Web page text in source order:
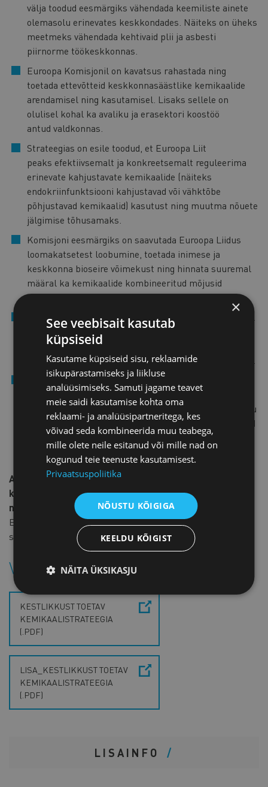
välja toodud eesmärgiks vähendada keemiliste ainete
olemasolu erinevates keskkondades. Näiteks on üheks
meetmeks vähendada kehtivaid plii ja asbesti
piirnorme töökeskkonnas.
Euroopa Komisjonil on kavatsus rahastada ning
toetada ettevõtteid keskkonnasäästlike kemikaalide
arendamisel ning kasutamisel. Lisaks sellele on
olulisel kohal ka avaliku ja erasektori koostöö
antud valdkonnas.
Strateegias on esile toodud, et Euroopa Liit
peaks efektiivsemalt ja konkreetsemalt reguleerima
erinevate kahjustavate kemikaalide (näiteks
endokriinfunktsiooni kahjustavad või vähktõbe
põhjustavad kemikaalid) kasutust ning muutma nõuete
jälgimise tõhusamaks.
Komisjoni eesmärgiks on saavutada Euroopa Liidus
loomakatsetest loobumine, toetada inimese ja
keskkonna bioseire võimekust ning hinnata suuremal
määral ka kemikaalide kombineeritud mõjusid
keskkonnale.
Muuhulgas sisaldab strateegia põhimõtet, mille puhul
on vajalik tagada nõuded, kus oleks tootjatele ja
tarbijatele selgem ning arusaadavam informatsioon
toodete keemilise koostise ja ohutu kasutamise kohta.
Euroopa Liidu õigusraamistik hakkab veelgi enam
pöörama tähelepanu probleemsete ainete sisalduse
vähendamisele kõikides toodetes. Suurema tähelepanu
all on kategooriad, mis mõjutavad eelkõige haavatavaid
elanikkonnarühmi ning tooted, mida saab kiiresti ja
lihtsalt suunata ringmajandusse.
Anna teada, mida arvad Euroopa Komisjoni
kemikaalistrateegiast. Tagasisidet ootan hiljemalt 18.
novembriks e-posti aadressilemari-lii[at]koda.ee
Ettevõtete tagasiside põhjal koostan kaubanduskoja
seisukoha, mille saadan keskkonnaministeeriumile.
Vaata lisaks:
KESTLIKKUST TOETAV
KEMIKAALISTRATEEGIA
(.PDF)
LISA_KESTLIKKUST TOETAV
KEMIKAALISTRATEEGIA
(.PDF)
LISAINFO
×
See veebisait kasutab
küpsiseid
Kasutame küpsiseid sisu, reklaamide
isikupärastamiseks ja liikluse
analüüsimiseks. Samuti jagame teavet
meie saidi kasutamise kohta oma
reklaami- ja analüüsipartneritega, kes
võivad seda kombineerida muu teabega,
mille olete neile esitanud või mille nad on
kogunud teie teenuste kasutamisest.
Privaatsuspoliitika
NÕUSTU KÕIGIGA
KEELDU KÕIGIST
NÄITA ÜKSIKASJU